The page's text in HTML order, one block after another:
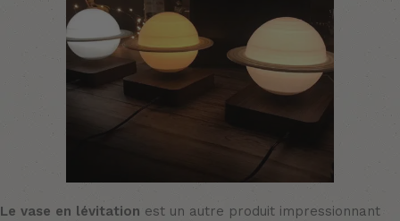
Le vase en lévitation est un autre produit impressionnant